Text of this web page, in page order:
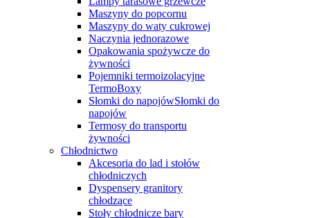
Maszyny do popcornu
Maszyny do waty cukrowej
Naczynia jednorazowe
Opakowania spożywcze do
żywności
Pojemniki termoizolacyjne
TermoBoxy
Słomki do napojówSłomki do
napojów
Termosy do transportu
żywności
Chłodnictwo
Akcesoria do lad i stołów
chłodniczych
Dyspensery granitory
chłodzące
Stoły chłodnicze bary